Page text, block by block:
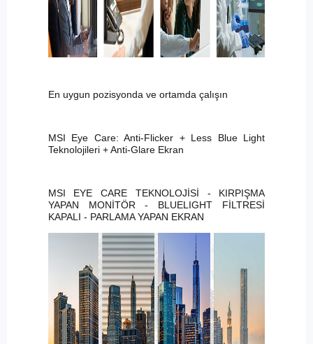
En uygun pozisyonda ve ortamda çalışın
MSI Eye Care: Anti-Flicker + Less Blue Light
Teknolojileri + Anti-Glare Ekran
MSI EYE CARE TEKNOLOJİSİ - KIRPIŞMA
YAPAN MONİTÖR - BLUELIGHT FİLTRESİ
KAPALI - PARLAMA YAPAN EKRAN